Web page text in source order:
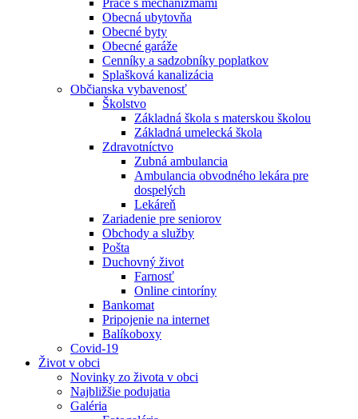
Práce s mechanizmami
Obecná ubytovňa
Obecné byty
Obecné garáže
Cenníky a sadzobníky poplatkov
Splašková kanalizácia
Občianska vybavenosť
Školstvo
Základná škola s materskou školou
Základná umelecká škola
Zdravotníctvo
Zubná ambulancia
Ambulancia obvodného lekára pre
dospelých
Lekáreň
Zariadenie pre seniorov
Obchody a služby
Pošta
Duchovný život
Farnosť
Online cintoríny
Bankomat
Pripojenie na internet
Balíkoboxy
Covid-19
Život v obci
Novinky zo života v obci
Najbližšie podujatia
Galéria